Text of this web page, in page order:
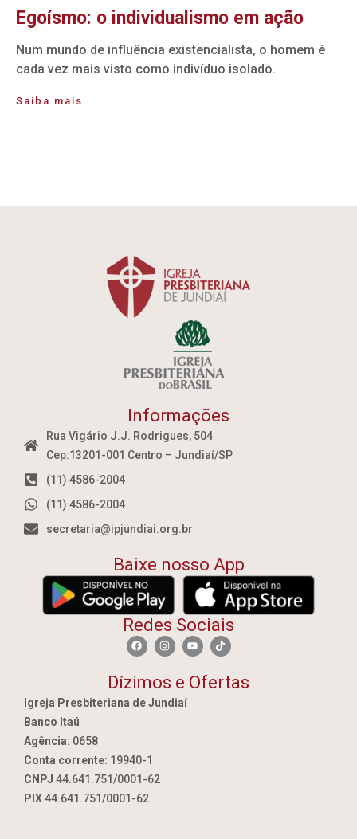
Egoísmo: o individualismo em ação
Num mundo de influência existencialista, o homem é
cada vez mais visto como indivíduo isolado.
Saiba mais
Informações
Rua Vigário J.J. Rodrigues, 504
Cep:13201-001 Centro – Jundiaí/SP
(11) 4586-2004
(11) 4586-2004
secretaria@ipjundiai.org.br
Baixe nosso App
Redes Sociais
Dízimos e Ofertas
Igreja Presbiteriana de Jundiaí
Banco Itaú
Agência: 0658
Conta corrente: 19940-1
CNPJ 44.641.751/0001-62
PIX44.641.751/0001-62